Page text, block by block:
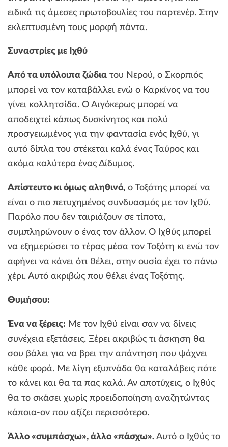
ειδικά τις άμεσες πρωτοβουλίες του παρτενέρ. Στην
εκλεπτυσμένη τους μορφή πάντα.
Συναστρίες με Ιχθύ
Από τα υπόλοιπα ζώδια του Νερού, ο Σκορπιός
μπορεί να τον καταβάλλει ενώ ο Καρκίνος να του
γίνει κολλητσίδα. Ο Αιγόκερως μπορεί να
αποδειχτεί κάπως δυσκίνητος και πολύ
προσγειωμένος για την φαντασία ενός Ιχθύ, γι
αυτό δίπλα του στέκεται καλά ένας Ταύρος και
ακόμα καλύτερα ένας Δίδυμος.
Απίστευτο κι όμως αληθινό, ο Τοξότης μπορεί να
είναι ο πιο πετυχημένος συνδυασμός με τον Ιχθύ.
Παρόλο που δεν ταιριάζουν σε τίποτα,
συμπληρώνουν ο ένας τον άλλον. Ο Ιχθύς μπορεί
να εξημερώσει το τέρας μέσα τον Τοξότη κι ενώ τον
αφήνει να κάνει ότι θέλει, στην ουσία έχει το πάνω
χέρι. Αυτό ακριβώς που θέλει ένας Τοξότης.
Θυμήσου:
Ένα να ξέρεις: Με τον Ιχθύ είναι σαν να δίνεις
συνέχεια εξετάσεις. Ξέρει ακριβώς τι άσκηση θα
σου βάλει για να βρει την απάντηση που ψάχνει
κάθε φορά. Με λίγη εξυπνάδα θα καταλάβεις πότε
το κάνει και θα τα πας καλά. Αν αποτύχεις, ο Ιχθύς
θα το σκάσει χωρίς προειδοποίηση αναζητώντας
κάποια-ον που αξίζει περισσότερο.
Άλλο «συμπάσχω», άλλο «πάσχω». Αυτό ο Ιχθύς το